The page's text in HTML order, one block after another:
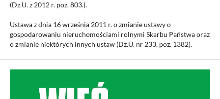
(Dz.U. z 2012 r. poz. 803.).
Ustawa z dnia 16 września 2011 r. o zmianie ustawy o
gospodarowaniu nieruchomościami rolnymi Skarbu Państwa oraz
o zmianie niektórych innych ustaw (Dz.U. nr 233, poz. 1382).